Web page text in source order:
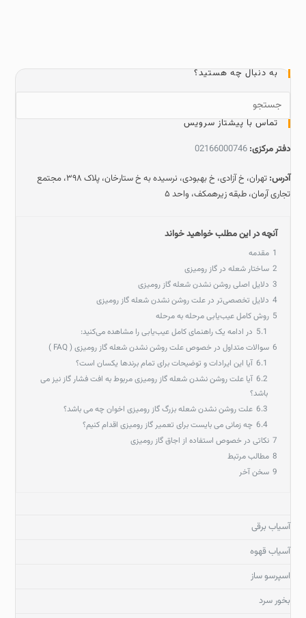
به دنبال چه هستید؟
تماس با پیشتاز سرویس
دفتر مرکزی: 02166000746
آدرس:
تهران، خ آزادی، خ بهبودی، نرسیده به خ ستارخان، پلاک ۳۹۸، مجتمع
تجاری آرمان، طبقه زیرهمکف، واحد ۵
آنچه در این مطلب خواهید خواند
1 مقدمه
2 ساختار شعله در گاز رومیزی
3 دلایل اصلی روشن نشدن شعله گاز رومیزی
4 دلایل تخصصی‌تر در علت روشن نشدن شعله گاز رومیزی
5 روش کامل عیب‌یابی مرحله‌ به‌ مرحله
5.1 در ادامه یک راهنمای کامل عیب‌یابی را مشاهده می‌کنید:
6 سوالات متداول در خصوص علت روشن نشدن شعله گاز رومیزی ( FAQ )
6.1 آیا این ایرادات و توضیحات برای تمام برندها یکسان است؟
6.2 آیا علت روشن نشدن شعله گاز رومیزی مربوط به افت فشار گاز نیز می
باشد؟
6.3 علت روشن نشدن شعله بزرگ گاز رومیزی اخوان چه می باشد؟
6.4 چه زمانی می بایست برای تعمیر گاز رومیزی اقدام کنیم؟
7 نکاتی در خصوص استفاده از اجاق گاز رومیزی
8 مطالب مرتبط
9 سخن آخر
آسیاب برقی
آسیاب قهوه
اسپرسو ساز
بخور سرد